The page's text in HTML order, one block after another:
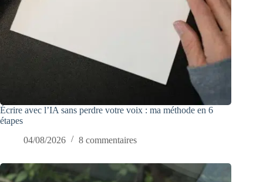
Écrire avec l’IA sans perdre votre voix : ma méthode en 6
étapes
04/08/2026
8 commentaires